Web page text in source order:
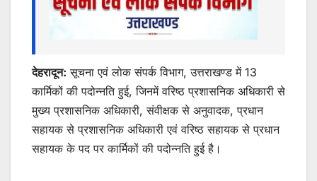
देहरादून: सूचना एवं लोक संपर्क विभाग, उत्तराखण्ड में 13
कार्मिकों की पदोन्नति हुई, जिनमें वरिष्ठ प्रशासनिक अधिकारी से
मुख्य प्रशासनिक अधिकारी, संवीक्षक से अनुवादक, प्रधान
सहायक से प्रशासनिक अधिकारी एवं वरिष्ठ सहायक से प्रधान
सहायक के पद पर कार्मिकों की पदोन्नति हुई है।